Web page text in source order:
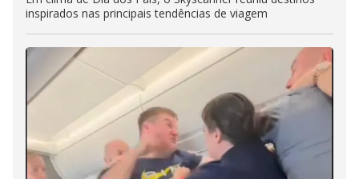
inspirados nas principais tendências de viagem